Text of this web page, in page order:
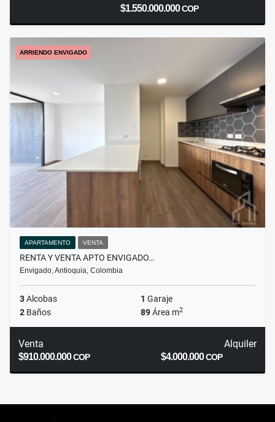
$1.550.000.000COP
ARRIENDO ENVIGADO
APARTAMENTO VENTA
RENTA Y VENTA APTO ENVIGADO…
Envigado, Antioquia, Colombia
3Alcobas 1 Garaje
2 Baños 89Área m2
Venta
$910.000.000COP
Alquiler
$4.000.000COP